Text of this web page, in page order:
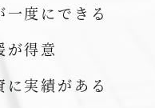
一度にできる
が得意
に実績がある